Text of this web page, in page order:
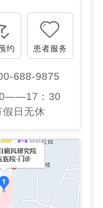
约 患者服务
688-9875
：30
日无休